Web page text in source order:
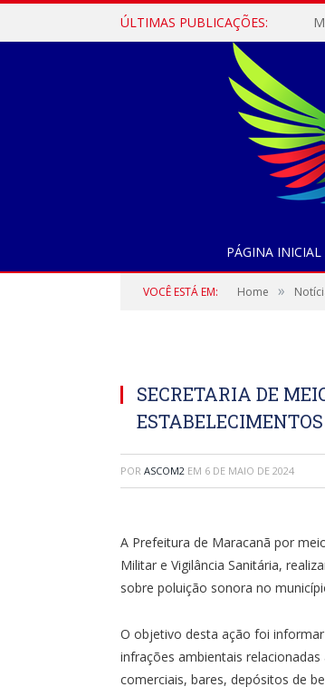
ÚLTIMAS PUBLICAÇÕES:
PÁGINA INICIAL
VOCÊ ESTÁ EM: Home »
SECRETARIA DE
POR ASCOM2 EM 6 DE MAIO DE 2024
A Prefeitura de Maracanã por
Militar e Vigilância Sanitária,
sobre poluição sonora no
O objetivo desta ação foi
infrações ambientais
comerciais, bares, depósitos de